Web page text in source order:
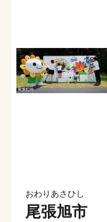
おわりあさひし
尾張旭市